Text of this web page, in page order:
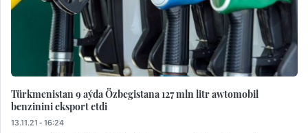
Türkmenistan 9 aýda Özbegistana 127 mln litr awtomobil
benzinini eksport etdi
13.11.21 - 16:24